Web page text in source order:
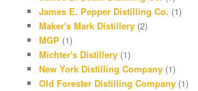
James E. Pepper Distilling Co. (1)
Maker's Mark Distillery(2)
MGP(1)
Michter's Distillery(1)
New York Distilling Company(1)
Old Forester Distilling Company(1)